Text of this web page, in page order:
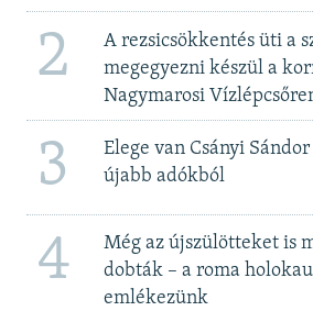
2
A rezsicsökkentés üti a
megegyezni készül a
Nagymarosi
3
Elege van Csányi
újabb adókból
4
Még az újszülötteket is
dobták – a roma
emlékezünk